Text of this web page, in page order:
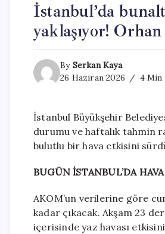
İstanbul’da
yaklaşıyor!
By Serkan Kaya
26 Haziran 2026
4 Min
İstanbul Büyükşehir
durumu ve haftalık tahmin
bulutlu bir hava etkisini
BUGÜN İSTANBUL’DA
AKOM’un verilerine göre
kadar çıkacak. Akşam 23
içerisinde yaz havası